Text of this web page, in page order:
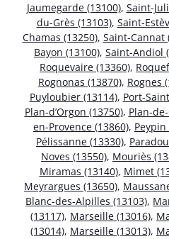
Jaumegarde (13100), Saint-
du-Grès (13103), Saint-
Chamas (13250), Saint-Cannat
Bayon (13100), Saint-Andiol
Roquevaire (13360),
Rognonas (13870), Rognes
Puyloubier (13114), Port-
Plan-d’Orgon (13750), Plan-
en-Provence (13860), Peypin
Pélissanne (13330),
Noves (13550), Mouriès
Miramas (13140), Mimet
Meyrargues (13650),
Blanc-des-Alpilles (13103),
(13117), Marseille (13016),
(13014), Marseille (13013),